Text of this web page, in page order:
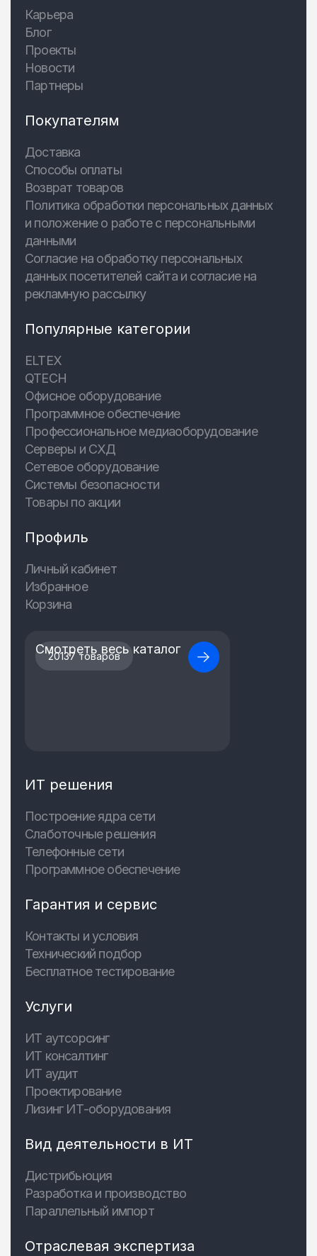
Карьера
Блог
Проекты
Новости
Партнеры
Покупателям
Доставка
Способы оплаты
Возврат товаров
Политика обработки персональных данных
и положение о работе с персональными
данными
Согласие на обработку персональных
данных посетителей сайта и согласие на
рекламную рассылку
Популярные категории
ELTEX
QTECH
Офисное оборудование
Программное обеспечение
Профессиональное медиаоборудование
Серверы и СХД
Сетевое оборудование
Системы безопасности
Товары по акции
Профиль
Личный кабинет
Избранное
Корзина
20137 товаров
Смотреть весь каталог
ИТ решения
Построение ядра сети
Слаботочные решения
Телефонные сети
Программное обеспечение
Гарантия и сервис
Контакты и условия
Технический подбор
Бесплатное тестирование
Услуги
ИТ аутсорсинг
ИТ консалтинг
ИТ аудит
Проектирование
Лизинг ИТ-оборудования
Вид деятельности в ИТ
Дистрибьюция
Разработка и производство
Параллельный импорт
Отраслевая экспертиза